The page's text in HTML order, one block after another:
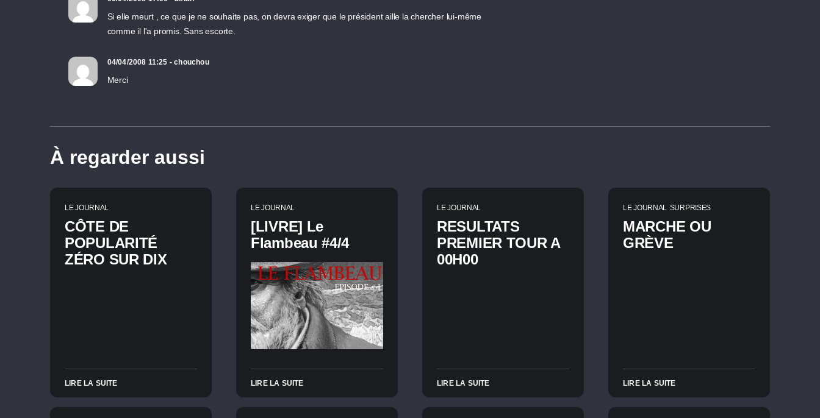
Si elle meurt , ce que je ne souhaite pas, on devra exiger que le président aille la chercher lui-même
comme il l'a promis. Sans escorte.
04/04/2008 11:25 - chouchou
Merci
À regarder aussi
LE JOURNAL
CÔTE DE
POPULARITÉ
ZÉRO SUR DIX
LIRE LA SUITE
LE JOURNAL
[LIVRE] Le
Flambeau #4/4
LIRE LA SUITE
LE JOURNAL
RESULTATS
PREMIER TOUR A
00H00
LIRE LA SUITE
LE JOURNAL SURPRISES
MARCHE OU
GRÈVE
LIRE LA SUITE